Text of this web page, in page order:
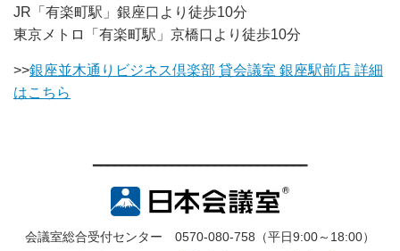
JR「有楽町駅」銀座口より徒歩10分
東京メトロ「有楽町駅」京橋口より徒歩10分
>>銀座並木通りビジネス倶楽部 貸会議室 銀座駅前店 詳細
はこちら
━━━━━━━━━━━━━━━━━━━━━━━━━━━━━━
会議室総合受付センター 0570-080-758（平日9:00～18:00）